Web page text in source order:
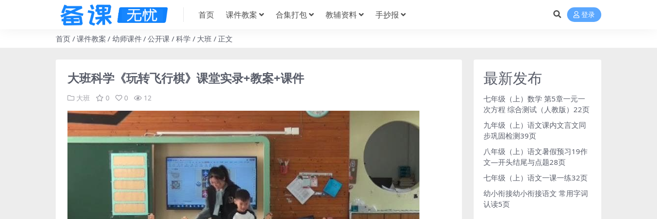
首页 课件教案 合集打包 教辅资料 手抄报 登录
首页 课件教案 幼师课件 公开课 科学 大班 正文
大班科学《玩转飞行棋》课堂实录+教案+课件
大班 0 0 12
最新发布
七年级（上）数学 第5章一元一
次方程 综合测试（人教版）22页
九年级（上）语文课内文言文同
步巩固检测39页
八年级（上）语文暑假预习19作
文—开头结尾与点题28页
七年级（上）语文一课一练32页
幼小衔接幼小衔接语文 常用字词
认读5页